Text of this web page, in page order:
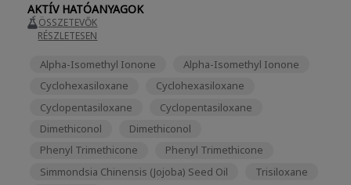
AKTÍV HATÓANYAGOK
ÖSSZETEVŐK
RÉSZLETESEN
Alpha-Isomethyl Ionone
Alpha-Isomethyl Ionone
Cyclohexasiloxane
Cyclohexasiloxane
Cyclopentasiloxane
Cyclopentasiloxane
Dimethiconol
Dimethiconol
Phenyl Trimethicone
Phenyl Trimethicone
Simmondsia Chinensis (Jojoba) Seed Oil
Trisiloxane